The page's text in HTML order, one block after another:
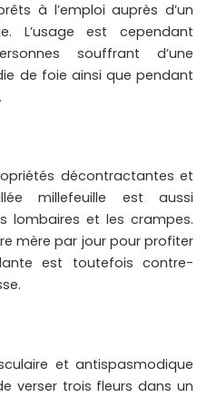
à l’emploi auprès d’un
L’usage est cependant
souffrant d’une
de foie ainsi que pendant
décontractantes et
millefeuille est aussi
lombaires et les crampes.
mère par jour pour profiter
est toutefois contre-
et antispasmodique
verser trois fleurs dans un